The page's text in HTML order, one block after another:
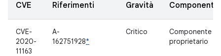
CVE Riferimenti Gravità Componente
CVE-
2020-
11163
A-
162751928*
Critico
Componente
proprietario